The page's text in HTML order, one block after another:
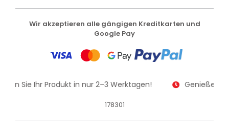
Wir akzeptieren alle gängigen Kreditkarten und
Google Pay
Sie Ihr Produkt in nur 2–3 Werktagen! Genießen
178301